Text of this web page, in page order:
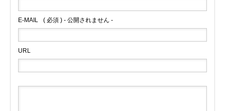
E-MAIL ( 必須 ) - 公開されません -
URL